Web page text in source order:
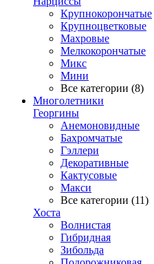
Крупнокорончатые
Крупноцветковые
Махровые
Мелкокорончатые
Микс
Мини
Все категории (8)
Многолетники
Георгины
Анемоновидные
Бахромчатые
Гэллери
Декоративные
Кактусовые
Макси
Все категории (11)
Хоста
Волнистая
Гибридная
Зибольда